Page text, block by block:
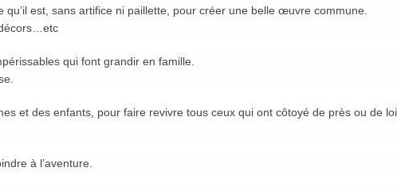
est, sans artifice ni paillette, pour créer une belle œuvre commune.
qui font grandir en famille.
et des enfants, pour faire revivre tous ceux qui ont côtoyé de près ou de
à l’aventure.